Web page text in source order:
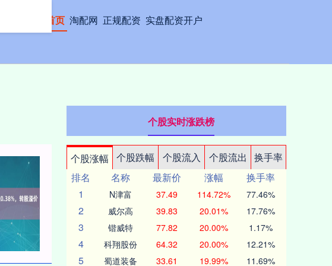
首页 淘配网 正规配资 实盘配资开户
个股实时涨跌榜
个股涨幅 个股跌幅 个股流入 个股流出
换手率
排名
名称 最新价 涨幅
换手率
1
N津富 37.49 114.72% 77.46%
2 威尔高 39.83 20.01% 17.76%
3 锴威特 77.82 20.00% 1.17%
4 科翔股份 64.32 20.00% 12.21%
5 蜀道装备 33.61 19.99% 11.69%